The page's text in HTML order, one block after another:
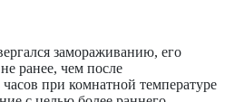
замораживанию, его
ранее, чем после
при комнатной температуре